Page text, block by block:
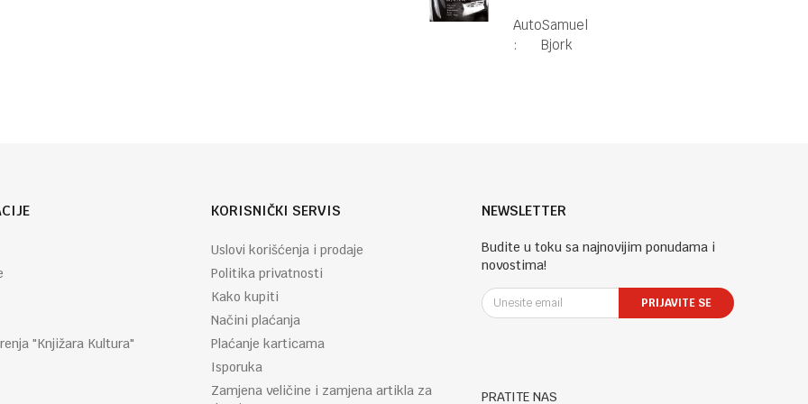
Autor
:
Samuel
Bjork
"Knjižara Kultura"
KORISNIČKI SERVIS
Uslovi korišćenja i prodaje
Politika privatnosti
Kako kupiti
Načini plaćanja
Plaćanje karticama
Isporuka
Zamjena veličine i zamjena artikla za
NEWSLETTER
Budite u toku sa najnovijim ponudama i
novostima!
PRIJAVITE SE
PRATITE NAS